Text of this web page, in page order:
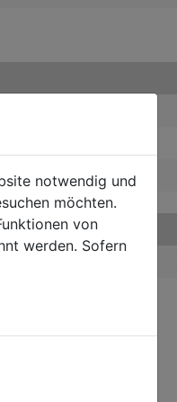
notwendig und
möchten.
von
werden. Sofern